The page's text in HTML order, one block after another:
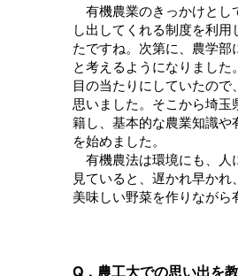
有機農業のきっかけとし
し出してくれる制度を利
たですね。次第に、農学部
と考えるようになりまし
目の当たりにしていたの
思いました。そこから埼
籍し、基本的な農業知識や
を始めました。
有機農法は環境にも、人
見ていると、遅かれ早か
美味しい野菜を作りながら
Q．農工大での思い出を